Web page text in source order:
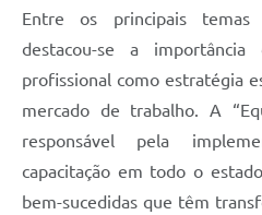
Entre os principais temas
destacou-se a
profissional como estratégia
mercado de trabalho. A
responsável pela
capacitação em todo o
bem-sucedidas que têm